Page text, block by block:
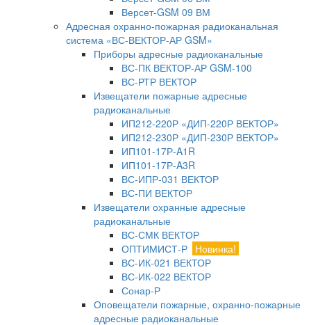
Версет-GSM 09 ВМ
Адресная охранно-пожарная радиоканальная
система «ВС-ВЕКТОР-АР GSM»
Приборы адресные радиоканальные
ВС-ПК ВЕКТОР-АР GSM-100
ВС-РТР ВЕКТОР
Извещатели пожарные адресные
радиоканальные
ИП212-220Р «ДИП-220Р ВЕКТОР»
ИП212-230Р «ДИП-230Р ВЕКТОР»
ИП101-17Р-A1R
ИП101-17Р-A3R
ВС-ИПР-031 ВЕКТОР
ВС-ПИ ВЕКТОР
Извещатели охранные адресные
радиоканальные
ВС-СМК ВЕКТОР
ОПТИМИСТ-Р Новинка!
ВС-ИК-021 ВЕКТОР
ВС-ИК-022 ВЕКТОР
Сонар-Р
Оповещатели пожарные, охранно-пожарные
адресные радиоканальные